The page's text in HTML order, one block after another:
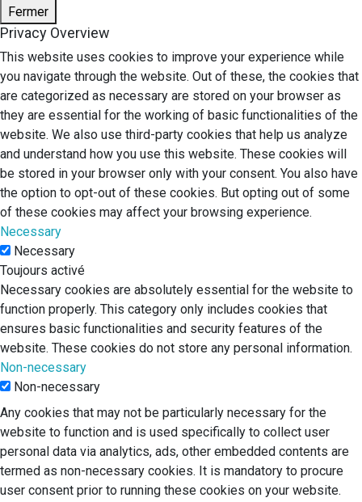
Fermer
Privacy Overview
This website uses cookies to improve your experience while
you navigate through the website. Out of these, the cookies that
are categorized as necessary are stored on your browser as
they are essential for the working of basic functionalities of the
website. We also use third-party cookies that help us analyze
and understand how you use this website. These cookies will
be stored in your browser only with your consent. You also have
the option to opt-out of these cookies. But opting out of some
of these cookies may affect your browsing experience.
Necessary
Necessary
Toujours activé
Necessary cookies are absolutely essential for the website to
function properly. This category only includes cookies that
ensures basic functionalities and security features of the
website. These cookies do not store any personal information.
Non-necessary
Non-necessary
Any cookies that may not be particularly necessary for the
website to function and is used specifically to collect user
personal data via analytics, ads, other embedded contents are
termed as non-necessary cookies. It is mandatory to procure
user consent prior to running these cookies on your website.